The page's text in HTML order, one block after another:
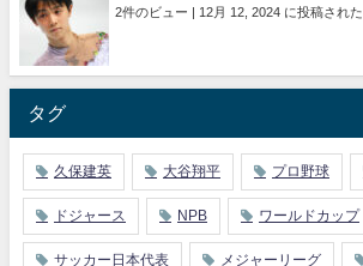
2件のビュー 12月 12, 2024 に投稿された
タグ
久保建英 大谷翔平 プロ野球
ドジャース NPB ワールドカップ
サッカー日本代表 メジャーリーグ